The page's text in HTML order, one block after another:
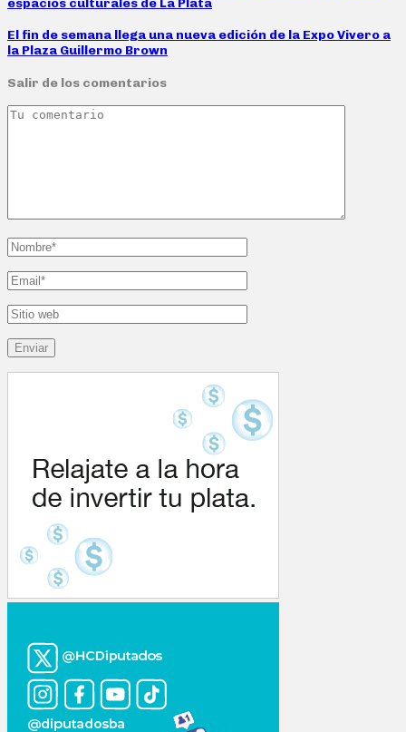
El fin de semana llega una nueva edición de la Expo Vivero a
la Plaza Guillermo Brown
Salir de los comentarios